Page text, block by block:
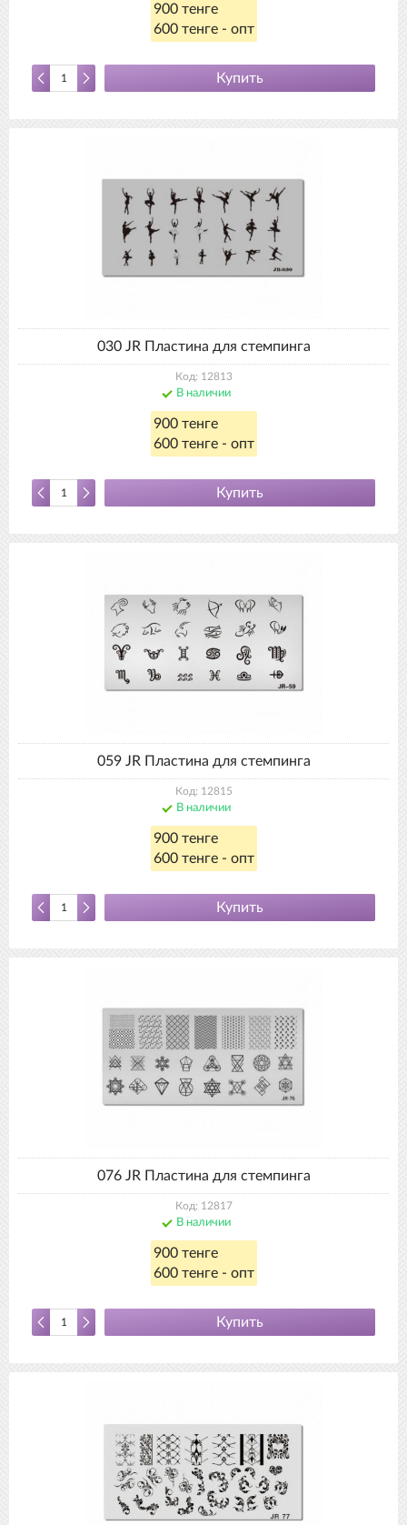
900 тенге
600 тенге - опт
Купить
030 JR Пластина для стемпинга
Код: 12813
В наличии
900 тенге
600 тенге - опт
Купить
059 JR Пластина для стемпинга
Код: 12815
В наличии
900 тенге
600 тенге - опт
Купить
076 JR Пластина для стемпинга
Код: 12817
В наличии
900 тенге
600 тенге - опт
Купить